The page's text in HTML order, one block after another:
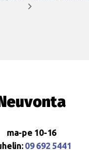
ma-pe 10-16
09 692 5441